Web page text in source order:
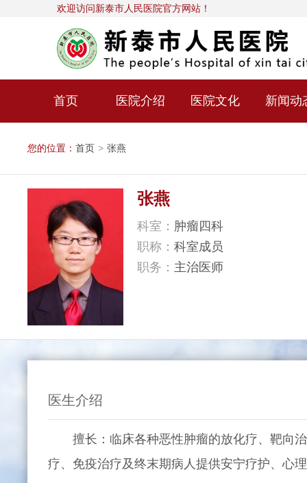
欢迎访问新泰市人民医院官方网站！
首页 医院介绍 医院文化 新闻动
您的位置： 首页 > 张燕
张燕
科室： 肿瘤四科
职称： 科室成员
职务： 主治医师
医生介绍
擅长：临床各种恶性肿瘤的放化疗、靶向治
疗、免疫治疗及终末期病人提供安宁疗护、心